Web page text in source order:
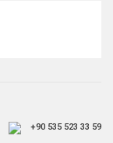
+90 535 523 33 59